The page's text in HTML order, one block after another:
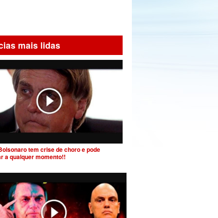
mais lidas
tem crise de choro e pode
a qualquer momento!!